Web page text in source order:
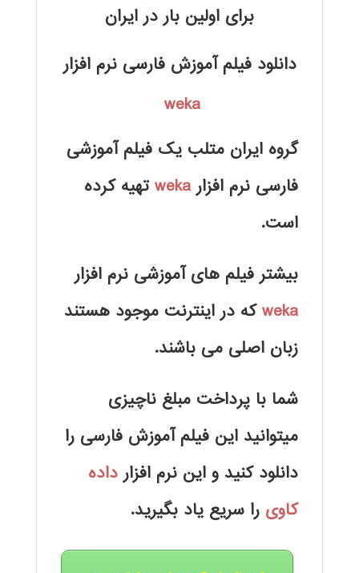
برای اولین بار در ایران
دانلود فیلم آموزش فارسی نرم افزار
weka
گروه ایران متلب یک فیلم آموزشی
فارسی نرم افزار wekaتهیه کرده
است.
بیشتر فیلم های آموزشی نرم افزار
wekaکه در اینترنت موجود هستند
زبان اصلی می باشند.
شما با پرداخت مبلغ ناچیزی
میتوانید این فیلم آموزش فارسی را
دانلود کنید و این نرم افزار داده
کاوی را سریع یاد بگیرید.